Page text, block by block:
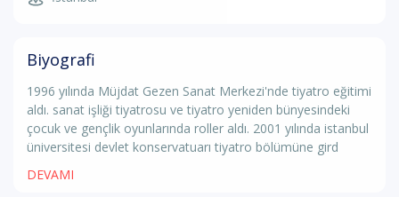
Biyografi
1996 yılında Müjdat Gezen Sanat Merkezi'nde tiyatro eğitimi
aldı. sanat işliği tiyatrosu ve tiyatro yeniden bünyesindeki
çocuk ve gençlik oyunlarında roller aldı. 2001 yılında istanbul
üniversitesi devlet konservatuarı tiyatro bölümüne gird
DEVAMI